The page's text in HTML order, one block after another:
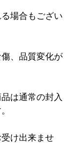
場合もござい
、品質変化が
は通常の封入
け出来ませ